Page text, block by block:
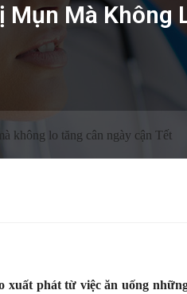
Mụn Mà Không
không lo tăng cân ngày cận Tết
xuất phát từ việc ăn uống